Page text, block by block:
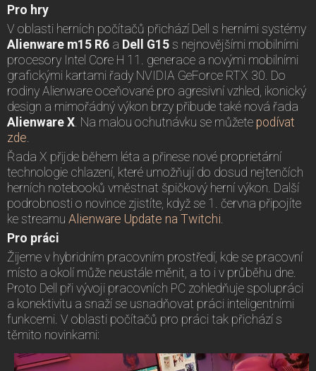
Pro hry
V oblasti herních počítačů přichází Dell s herními systémy
Alienware m15 R6 a Dell G15 s nejnovějšími mobilními
procesory Intel Core H 11. generace a novými mobilními
grafickými kartami řady NVIDIA GeForce RTX 30. Do
rodiny Alienware oceňované pro agresivní vzhled, ikonický
design a mimořádný výkon brzy přibude také nová řada
Alienware X . Na malou ochutnávku se můžete podívat
zde
Řada X přijde během léta a přinese nové proprietární
technologie chlazení, které umožňují do dosud nejtenčích
herních notebooků vměstnat špičkový herní výkon. Další
podrobnosti o novince zjistíte, když se 1. června připojíte
ke streamu Alienware Update na Twitchi
Pro práci
Žijeme v hybridním pracovním prostředí, kde se pracovní
místo a okolí může neustále měnit, a to i v průběhu dne.
Proto Dell při vývoji pracovních PC zohledňuje spolupráci
a konektivitu a snaží se usnadňovat práci inteligentními
funkcemi. V oblasti počítačů pro práci tak přichází s
těmito novinkami: